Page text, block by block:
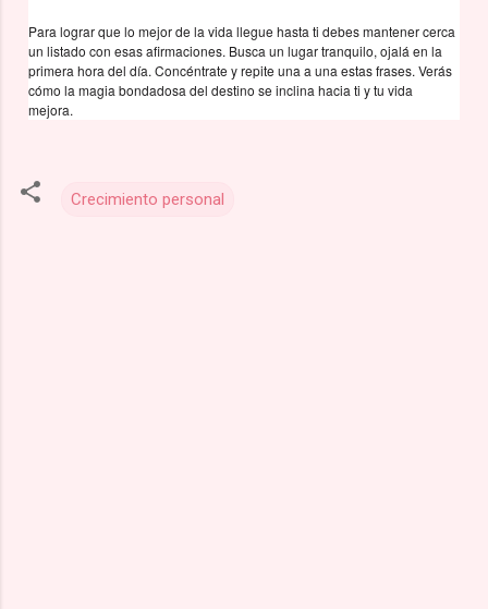
Para lograr que lo mejor de la vida llegue hasta ti debes mantener cerca
un listado con esas afirmaciones. Busca un lugar tranquilo, ojalá en la
primera hora del día. Concéntrate y repite una a una estas frases. Verás
cómo la magia bondadosa del destino se inclina hacia ti y tu vida
mejora.
Crecimiento personal